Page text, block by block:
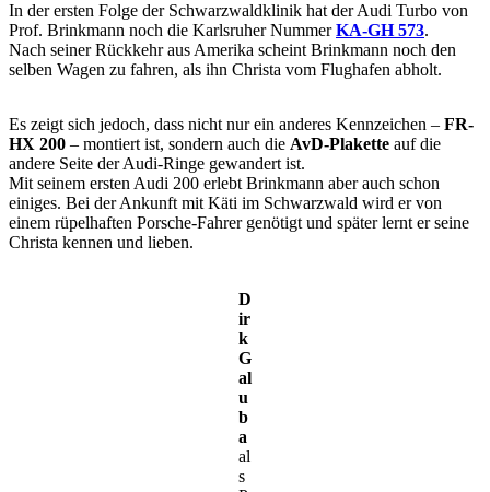
In der ersten Folge der Schwarzwaldklinik hat der Audi Turbo von
Prof. Brinkmann noch die Karlsruher NummerKA-GH 573.
Nach seiner Rückkehr aus Amerika scheint Brinkmann noch den
selben Wagen zu fahren, als ihn Christa vom Flughafen abholt.
Es zeigt sich jedoch, dass nicht nur ein anderes Kennzeichen – FR-
HX 200 – montiert ist, sondern auch die AvD-Plakette auf die
andere Seite der Audi-Ringe gewandert ist.
Mit seinem ersten Audi 200 erlebt Brinkmann aber auch schon
einiges. Bei der Ankunft mit Käti im Schwarzwald wird er von
einem rüpelhaften Porsche-Fahrer genötigt und später lernt er seine
Christa kennen und lieben.
D
ir
k
G
al
u
b
a
al
s